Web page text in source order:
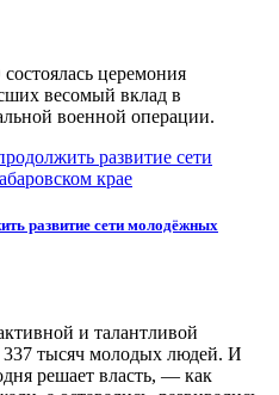
церемония
весомый вклад в
военной операции.
развитие сети молодёжных
и талантливой
тысяч молодых людей. И
решает власть, — как